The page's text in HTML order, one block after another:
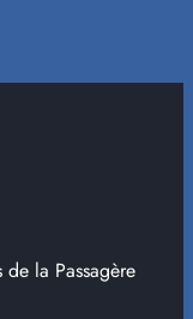
la Passagère